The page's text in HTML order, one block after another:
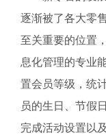
逐渐被了各大零
至关重要的位置
息化管理的专业
置会员等级，统
员的生日、节假
完成活动设置以